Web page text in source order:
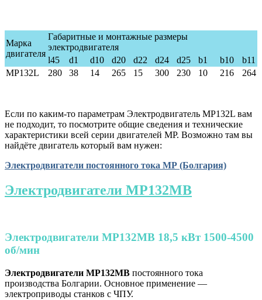
Марка
двигателя
Габаритные и монтажные размеры
электродвигателя
l45
d1 d10 d20 d22 d24 d25 b1 b10
b11
MP132L
280 38 14 265 15 300 230 10 216 264
Если по каким-то параметрам Электродвигатель МР132L вам
не подходит, то посмотрите общие сведения и технические
характеристики всей серии двигателей МР. Возможно там вы
найдёте двигатель который вам нужен:
Электродвигатели постоянного тока МР (Болгария)
Электродвигатели МР132MB
Электродвигатели МР132MB 18,5 кВт 1500-4500
об/мин
Электродвигатели МР132MB постоянного тока
производства Болгарии. Основное применение —
электроприводы станков с ЧПУ.